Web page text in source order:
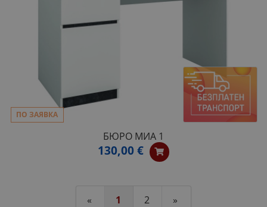
ПО ЗАЯВКА
БЮРО МИА 1
130,00 €
« 1 2 »